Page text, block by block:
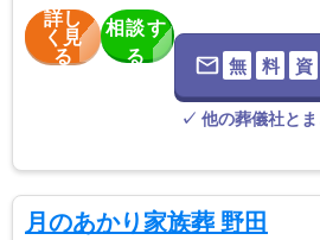
詳し
く見
る
相談す
る
無 料 資
✓ 他の葬儀社と
月のあかり家族葬 野田